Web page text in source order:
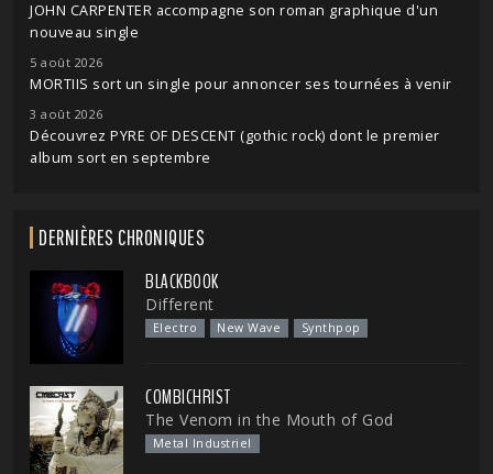
JOHN CARPENTER accompagne son roman graphique d'un
nouveau single
5 août 2026
MORTIIS sort un single pour annoncer ses tournées à venir
3 août 2026
Découvrez PYRE OF DESCENT (gothic rock) dont le premier
album sort en septembre
DERNIÈRES CHRONIQUES
BLACKBOOK
Different
Electro New Wave Synthpop
COMBICHRIST
The Venom in the Mouth of God
Metal Industriel